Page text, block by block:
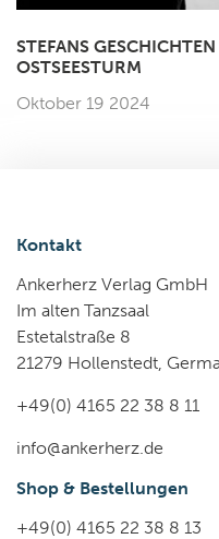
STEFANS
OSTSEESTURM
Oktober 19 2024
Kontakt
Ankerherz Verlag GmbH
Im alten Tanzsaal
Estetalstraße 8
21279 Hollenstedt,
+49(0) 4165 22 38 8 11
info@ankerherz.de
Shop & Bestellungen
+49(0) 4165 22 38 8 13